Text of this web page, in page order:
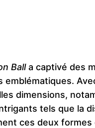
Balla captivé des
dimensions,
tels que la
ces deux formes